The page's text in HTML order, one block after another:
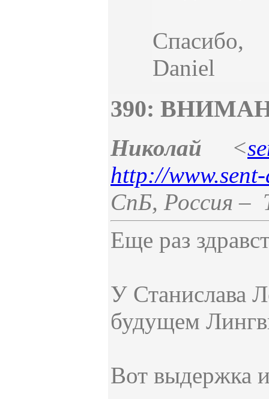
Спасибо,
Daniel
390:
Николай <
http://
СпБ, Россия –
Еще раз
У Станислава
будущем
Вот выдержка